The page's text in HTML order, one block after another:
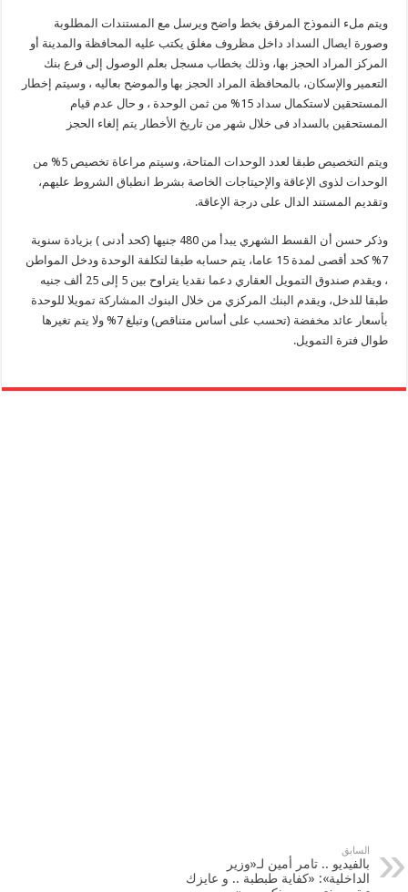
ويتم ملء النموذج المرفق بخط واضح ويرسل مع المستندات المطلوبة
وصورة ايصال السداد داخل مظروف مغلق يكتب عليه المحافظة والمدينة أو
المركز المراد الحجز بها، وذلك بخطاب مسجل بعلم الوصول إلى فرع بنك
التعمير والإسكان، بالمحافظة المراد الحجز بها والموضح بعاليه ، وسيتم إخطار
المستحقين لاستكمال سداد 15% من ثمن الوحدة ، و حال عدم قيام
المستحقين بالسداد فى خلال شهر من تاريخ الأخطار يتم إلغاء الحجز
ويتم التخصيص طبقا لعدد الوحدات المتاحة، وسيتم مراعاة تخصيص 5% من
الوحدات لذوى الإعاقة والإحيتاجات الخاصة بشرط انطباق الشروط عليهم،
وتقديم المستند الدال على درجة الإعاقة.
وذكر حسن أن القسط الشهري يبدأ من 480 جنيها (كحد أدنى ) بزيادة سنوية
7% كحد أقصى لمدة 15 عاما، يتم حسابه طبقا لتكلفة الوحدة ودخل المواطن
، ويقدم صندوق التمويل العقاري دعما نقديا يتراوح بين 5 إلى 25 ألف جنيه
طبقا للدخل، ويقدم البنك المركزي من خلال البنوك المشاركة تمويلا للوحدة
بأسعار عائد مخفضة (تحسب على أساس متناقص) وتبلغ 7% ولا يتم تغيرها
طوال فترة التمويل.
السابق
بالفيديو .. تامر أمين لـ«وزير
الداخلية»: «كفاية طبطبة .. و عايزك